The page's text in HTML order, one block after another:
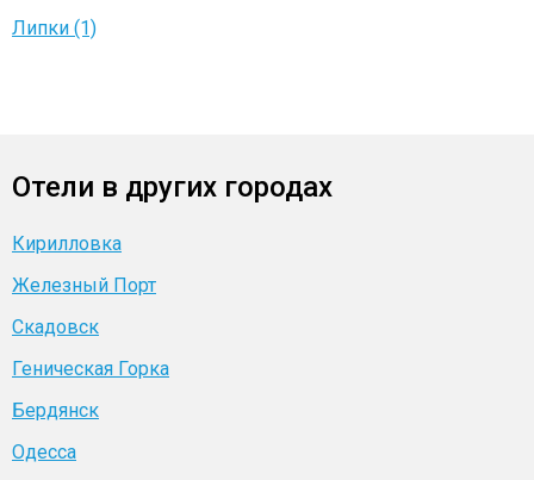
Липки (1)
Отели в других городах
Кирилловка
Железный Порт
Скадовск
Геническая Горка
Бердянск
Одесса